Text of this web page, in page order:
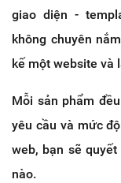
giao diện -
không chuyên
kế một website và
Mỗi sản phẩm
yêu cầu và mức
web, bạn sẽ
nào.